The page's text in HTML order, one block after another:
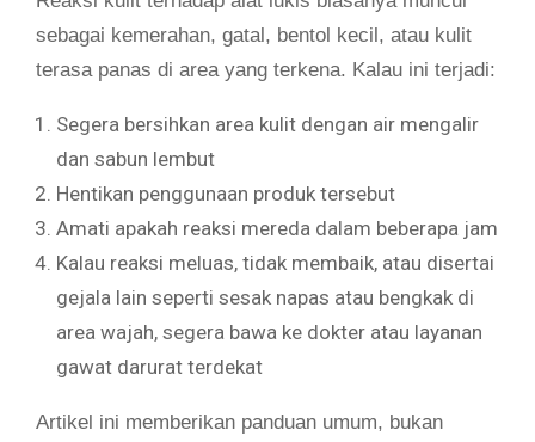
sebagai kemerahan, gatal, bentol kecil, atau kulit
terasa panas di area yang terkena. Kalau ini terjadi:
Segera bersihkan area kulit dengan air mengalir
dan sabun lembut
Hentikan penggunaan produk tersebut
Amati apakah reaksi mereda dalam beberapa jam
Kalau reaksi meluas, tidak membaik, atau disertai
gejala lain seperti sesak napas atau bengkak di
area wajah, segera bawa ke dokter atau layanan
gawat darurat terdekat
Artikel ini memberikan panduan umum, bukan